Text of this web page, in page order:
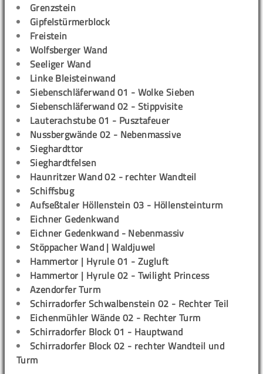
Grenzstein
Gipfelstürmerblock
Freistein
Wolfsberger Wand
Seeliger Wand
Linke Bleisteinwand
Siebenschläferwand 01 - Wolke Sieben
Siebenschläferwand 02 - Stippvisite
Lauterachstube 01 - Pusztafeuer
Nussbergwände 02 - Nebenmassive
Sieghardttor
Sieghardtfelsen
Haunritzer Wand 02 - rechter Wandteil
Schiffsbug
Aufseßtaler Höllenstein 03 - Höllensteinturm
Eichner Gedenkwand
Eichner Gedenkwand - Nebenmassiv
Stöppacher Wand | Waldjuwel
Hammertor | Hyrule 01 - Zugluft
Hammertor | Hyrule 02 - Twilight Princess
Azendorfer Turm
Schirradorfer Schwalbenstein 02 - Rechter Teil
Eichenmühler Wände 02 - Rechter Turm
Schirradorfer Block 01 - Hauptwand
Schirradorfer Block 02 - rechter Wandteil und
Turm